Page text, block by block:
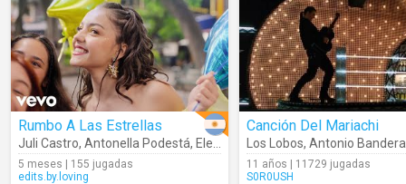
Rumbo A Las Estrellas
Juli Castro, Antonella Podestá, Elenco De Playback: Una Somos Dos
5 meses | 155 jugadas
edits.by.loving
Canción Del Mariachi
Los Lobos, Antonio
11 años | 11729 jugadas
S0R0USH